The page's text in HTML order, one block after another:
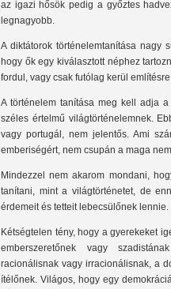
az igazi hősök pedig a győztes
legnagyobb.
A diktátorok történelemtanítása nagy
hogy ők egy kiválasztott néphez
fordul, vagy csak futólag kerül
A történelem tanítása meg kell adja
széles értelmű világtörténelemnek.
vagy portugál, nem jelentős. Ami
emberiségért, nem csupán a maga
Mindezzel nem akarom mondani,
tanítani, mint a világtörténetet, de
érdemeit és tetteit lebecsülőnek lennie.
Kétségtelen tény, hogy a gyerekeket
emberszeretőnek vagy
racionálisnak vagy irracionálisnak, a
ítélőnek. Világos, hogy egy